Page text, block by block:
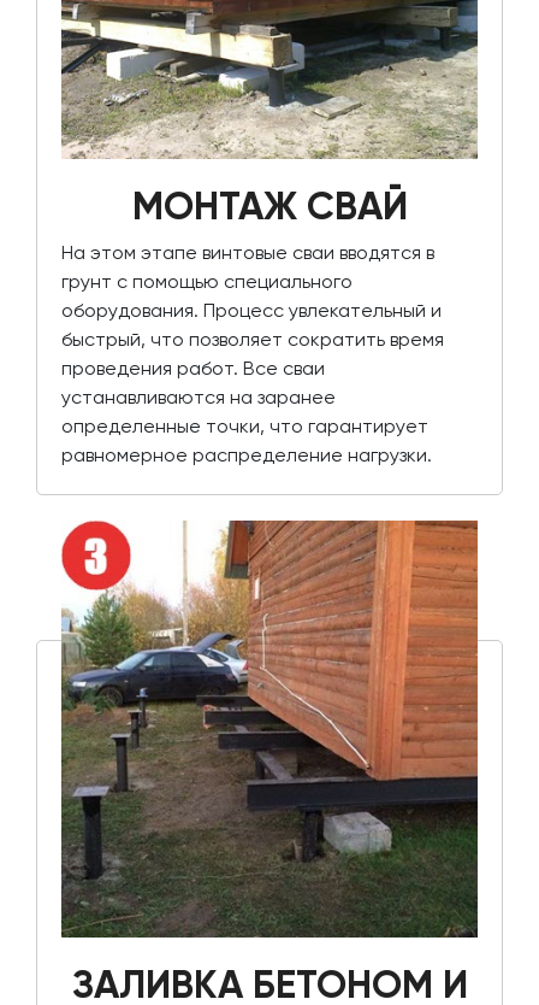
МОНТАЖ СВАЙ
На этом этапе винтовые сваи вводятся в
грунт с помощью специального
оборудования. Процесс увлекательный и
быстрый, что позволяет сократить время
проведения работ. Все сваи
устанавливаются на заранее
определенные точки, что гарантирует
равномерное распределение нагрузки.
ЗАЛИВКА БЕТОНОМ И